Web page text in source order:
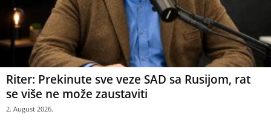
Riter: Prekinute sve veze SAD sa Rusijom, rat
se više ne može zaustaviti
2. August 2026.